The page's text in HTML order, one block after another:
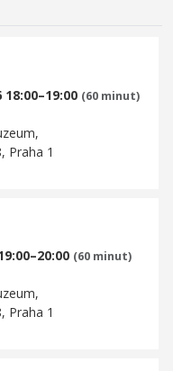
(60 minut)
Praha 1
(60 minut)
Praha 1